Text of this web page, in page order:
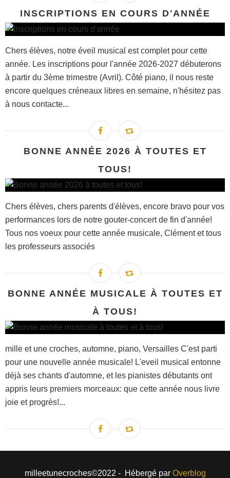
INSCRIPTIONS EN COURS D'ANNÉE
Chers élèves, notre éveil musical est complet pour cette
année. Les inscriptions pour l'année 2026-2027 débuterons
à partir du 3ème trimestre (Avril). Côté piano, il nous reste
encore quelques créneaux libres en semaine, n'hésitez pas
à nous contacte...
BONNE ANNÉE 2026 À TOUTES ET
TOUS!
Chers élèves, chers parents d'élèves, encore bravo pour vos
performances lors de notre gouter-concert de fin d'année!
Tous nos voeux pour cette année musicale, Clément et tous
les professeurs associés
BONNE ANNÉE MUSICALE À TOUTES ET
À TOUS!
mille et une croches, automne, piano, Versailles C'est parti
pour une nouvelle année musicale! L'eveil musical entonne
déjà ses chants d'automne, et les pianistes débutants ont
appris leurs premiers morceaux: que cette année nous livre
joie et progrès!...
milleetunecroches©2022 - Hébergé par Overblog